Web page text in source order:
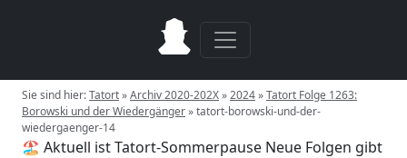
Sie sind hier:Tatort»Archiv 2020-202X»2024»Tatort Folge 1263:
Borowski und der Wiedergänger»tatort-borowski-und-der-
wiedergaenger-14
🏖️ Aktuell ist Tatort-Sommerpause Neue Folgen gibt